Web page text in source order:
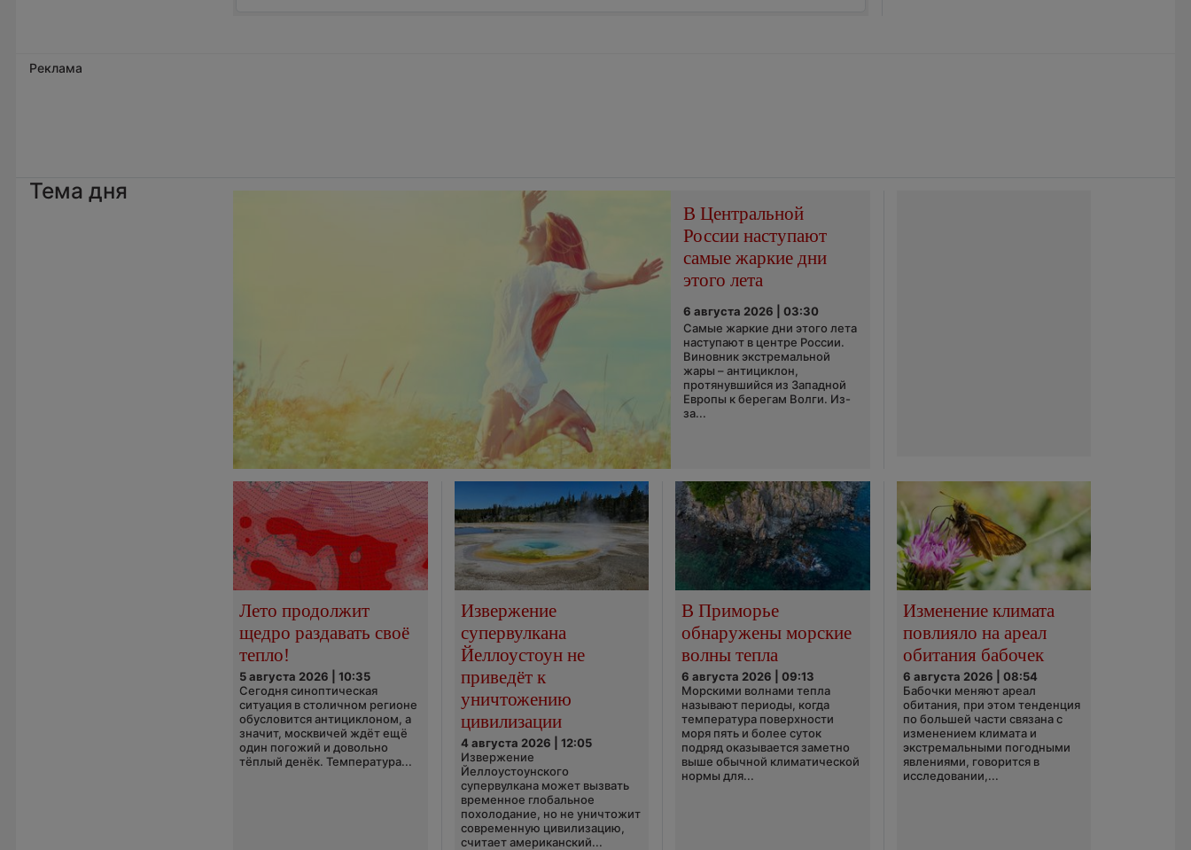
Реклама
Тема дня
В Центральной
России наступают
самые жаркие дни
этого лета
6 августа 2026 | 03:30
Самые жаркие дни этого лета
наступают в центре России.
Виновник экстремальной
жары – антициклон,
протянувшийся из Западной
Европы к берегам Волги. Из-
за...
Лето продолжит
щедро раздавать своё
тепло!
5 августа 2026 | 10:35
Сегодня синоптическая
ситуация в столичном регионе
обусловится антициклоном, а
значит, москвичей ждёт ещё
один погожий и довольно
тёплый денёк. Температура...
Извержение
супервулкана
Йеллоустоун не
приведёт к
уничтожению
цивилизации
4 августа 2026 | 12:05
Извержение
Йеллоустоунского
супервулкана может вызвать
временное глобальное
похолодание, но не уничтожит
современную цивилизацию,
считает американский...
В Приморье
обнаружены морские
волны тепла
6 августа 2026 | 09:13
Морскими волнами тепла
называют периоды, когда
температура поверхности
моря пять и более суток
подряд оказывается заметно
выше обычной климатической
нормы для...
Изменение климата
повлияло на ареал
обитания бабочек
6 августа 2026 | 08:54
Бабочки меняют ареал
обитания, при этом тенденция
по большей части связана с
изменением климата и
экстремальными погодными
явлениями, говорится в
исследовании,...